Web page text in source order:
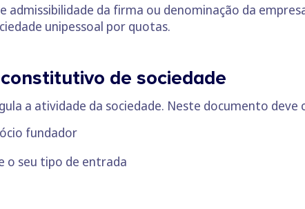
admissibilidade da firma ou denominação da
unipessoal por quotas.
de sociedade
a atividade da sociedade. Neste documento deve
fundador
o seu tipo de entrada